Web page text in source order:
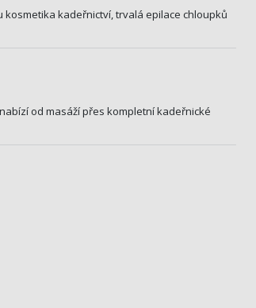
kadeřnictví, trvalá epilace chloupků
od masáží přes kompletní kadeřnické